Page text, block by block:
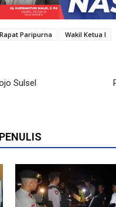
Rapat Paripurna Wakil Ketua I
Sulsel